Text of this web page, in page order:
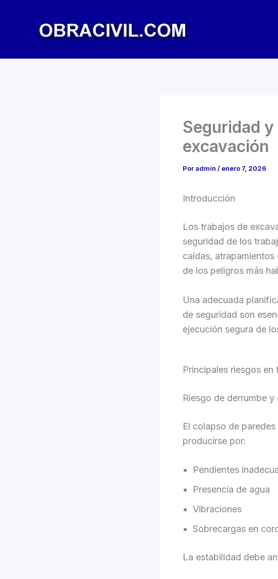
contenido
Seguridad
excavación
Por admin / enero 7, 2026
Introducción
Los trabajos de
seguridad de los
caídas,
de los peligros más
Una adecuada
de seguridad son
ejecución segura de
Principales riesgos
Riesgo de derrumbe y
El colapso de
producirse por:
Pendientes
Presencia de agua
Vibraciones
Sobrecargas en
La estabilidad debe